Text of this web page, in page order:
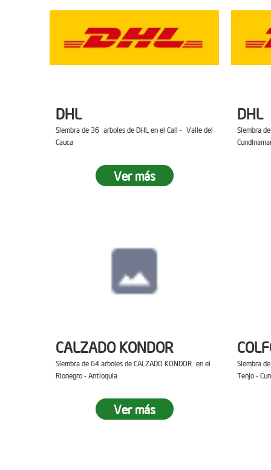
DHL
Siembra de 36 arboles de DHL en el Cali - Valle del
Cauca
Ver más
DHL
Siembra
CALZADO KONDOR
Siembra de 64 arboles de CALZADO KONDOR en el
Rionegro - Antioquia
Ver más
Siembra
Tenjo -